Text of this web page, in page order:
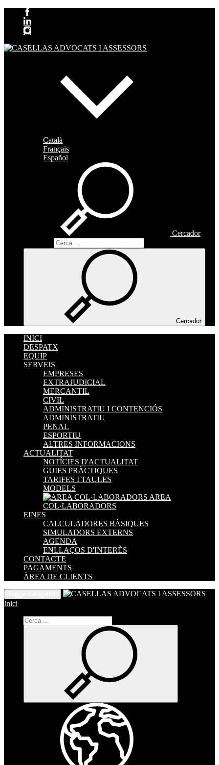
Català
Français
Español
Cercador
Cercador
INICI
DESPATX
EQUIP
SERVEIS
EMPRESES
EXTRAJUDICIAL
MERCANTIL
CIVIL
ADMINISTRATIU I CONTENCIÓS
ADMINISTRATIU
PENAL
ESPORTIU
ALTRES INFORMACIONS
ACTUALITAT
NOTÍCIES D'ACTUALITAT
GUIES PRÀCTIQUES
TARIFES I TAULES
MODELS
AREA
COL·LABORADORS
EINES
CALCULADORES BÀSIQUES
SIMULADORS EXTERNS
AGENDA
ENLLAÇOS D'INTERÈS
CONTACTE
PAGAMENTS
ÀREA DE CLIENTS
Inici